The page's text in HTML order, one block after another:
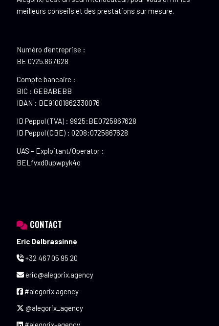
meilleurs conseils et des prestations sur mesure.
Numéro d’entreprise :
BE 0725.867.628
Compte bancaire :
BIC : GEBABEBB
IBAN : BE91001862330076
ID Peppol (TVA) : 9925:BE0725867628
ID Peppol (CBE) : 0208:0725867628
UAS – Exploitant/Operator :
BELfvxd0upwpyk4o
CONTACT
Eric Delbrassinne
+32 467 05 95 20
eric@alegorix.agency
#alegorix.agency
@alegorix_agency